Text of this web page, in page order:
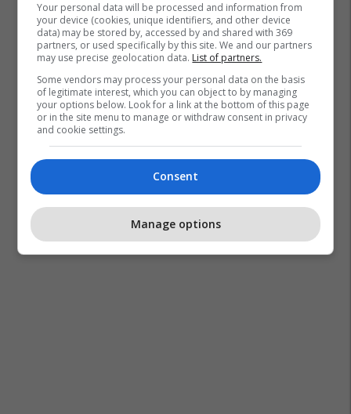
Your personal data will be processed and information from
your device (cookies, unique identifiers, and other device
data) may be stored by, accessed by and shared with 369
partners, or used specifically by this site. We and our partners
may use precise geolocation data. List of partners.
Some vendors may process your personal data on the basis
of legitimate interest, which you can object to by managing
your options below. Look for a link at the bottom of this page
or in the site menu to manage or withdraw consent in privacy
and cookie settings.
Consent
Manage options